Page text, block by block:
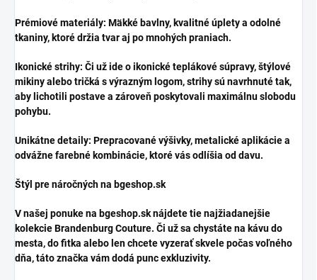
​Prémiové materiály: Mäkké bavlny, kvalitné úplety a odolné
tkaniny, ktoré držia tvar aj po mnohých praniach.
​Ikonické strihy: Či už ide o ikonické teplákové súpravy, štýlové
mikiny alebo tričká s výrazným logom, strihy sú navrhnuté tak,
aby lichotili postave a zároveň poskytovali maximálnu slobodu
pohybu.
​Unikátne detaily: Prepracované výšivky, metalické aplikácie a
odvážne farebné kombinácie, ktoré vás odlíšia od davu.
​Štýl pre náročných na bgeshop.sk
​V našej ponuke na bgeshop.sk nájdete tie najžiadanejšie
kolekcie Brandenburg Couture. Či už sa chystáte na kávu do
mesta, do fitka alebo len chcete vyzerať skvele počas voľného
dňa, táto značka vám dodá punc exkluzivity.